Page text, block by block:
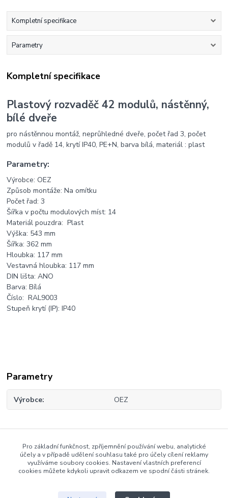
Kompletní specifikace
Parametry
Kompletní specifikace
Plastový rozvaděč 42 modulů, nástěnný,
bílé dveře
pro nástěnnou montáž, neprůhledné dveře, počet řad 3, počet
modulů v řadě 14, krytí IP40, PE+N, barva bílá, materiál : plast
Parametry:
Výrobce:OEZ
Způsob montáže:Na omítku
Počet řad:3
Šířka v počtu modulových míst: 14
Materiál pouzdra:Plast
Výška: 543 mm
Šířka:362 mm
Hloubka: 117 mm
Vestavná hloubka: 117 mm
DIN lišta:ANO
Barva:Bílá
Číslo: RAL9003
Stupeň krytí (IP):IP40
Parametry
Výrobce OEZ
Zboží zařazeno v kategoriích
Rozvaděče
Rozvaděče na omítku
Pro základní funkčnost, zpříjemnění používání webu, analytické
účely a v případě udělení souhlasu také pro účely cílení reklamy
využíváme soubory cookies. Nastavení vlastních preferencí
cookies můžete kdykoli upravit odkazem ve spodní části stránek.